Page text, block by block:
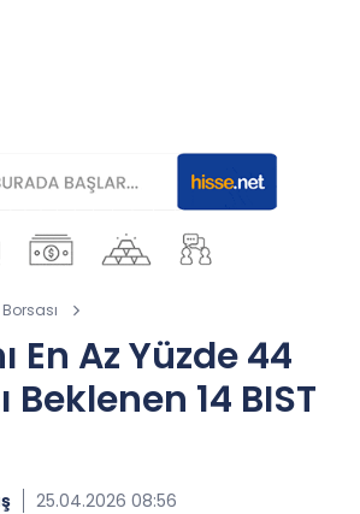
En Az Yüzde 44
Beklenen 14 BIST
25.04.2026 08:56